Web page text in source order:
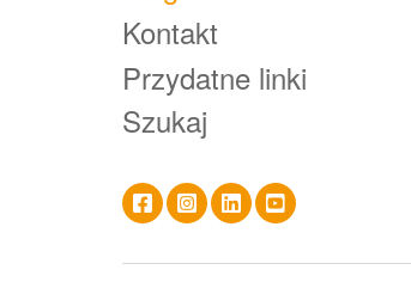
Kontakt
Przydatne linki
Szukaj